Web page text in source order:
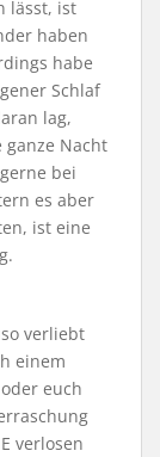
lässt, ist
haben
habe
Schlaf
lag,
ganze Nacht
bei
es aber
ist eine
verliebt
einem
euch
verlosen